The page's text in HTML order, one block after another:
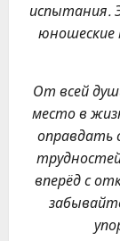
испытания.
От всей
место в
оправдать
вперёд с